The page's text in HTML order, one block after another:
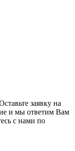
заявку на
и мы ответим Вам
с нами по